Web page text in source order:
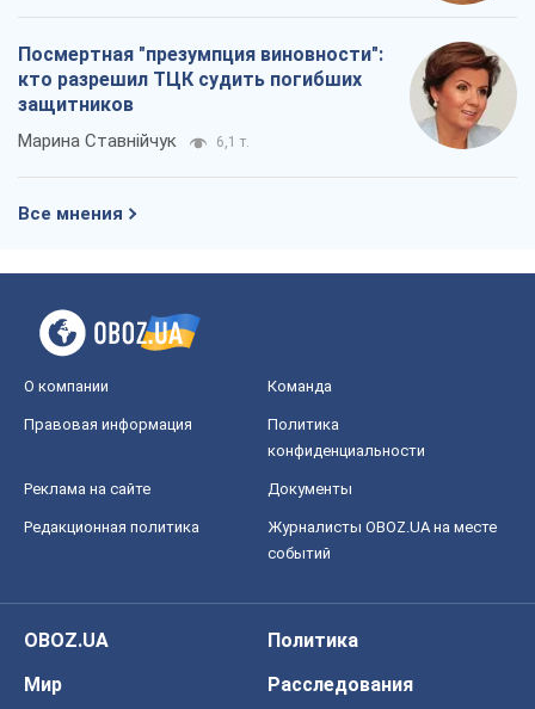
Посмертная "презумпция виновности":
кто разрешил ТЦК судить погибших
защитников
Марина Ставнійчук 6,1 т.
Все мнения
О компании Команда
Правовая информация
Политика
конфиденциальности
Реклама на сайте Документы
Редакционная политика
Журналисты OBOZ.UA на месте
событий
OBOZ.UA
Политика
Мир
Расследования